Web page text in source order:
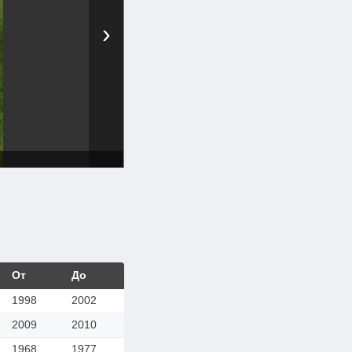
›
От До
1998 2002
2009 2010
1968 1977